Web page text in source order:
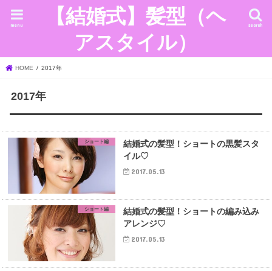
【結婚式】髪型（ヘ
アスタイル）
search
menu
HOME 2017年
2017年
ショート編
結婚式の髪型！ショートの黒髪スタ
イル♡
2017.05.13
ショート編
結婚式の髪型！ショートの編み込み
アレンジ♡
2017.05.13